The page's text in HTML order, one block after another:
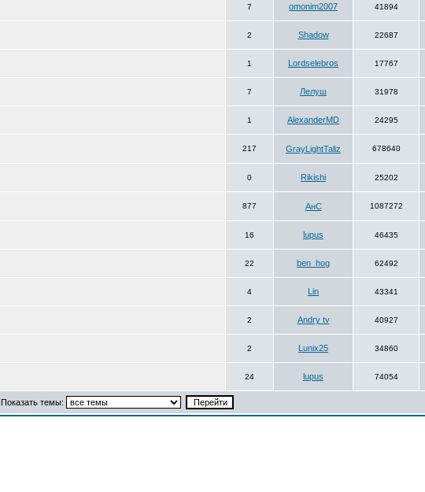
7 omonim2007 41894
2 Shadow 22687
1 Lordselebros 17767
7 Лелуш 31978
1 AlexanderMD 24295
217 GrayLightTaliz 678640
0 Rikishi 25202
877 АнС 1087272
16 lupus 46435
22 ben_hog 62492
4 Lin 43341
2 Andry tv 40927
2 Lunix25 34860
24 lupus 74054
Показать темы: